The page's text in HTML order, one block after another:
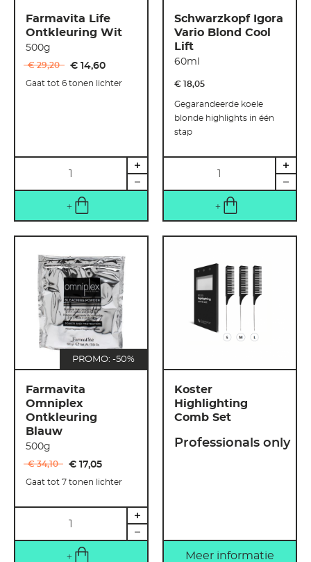
Farmavita Life
Ontkleuring Wit
500g
€ 29,20 € 14,60
Gaat tot 6 tonen lichter
Schwarzkopf Igora
Vario Blond Cool
Lift
60ml
€ 18,05
Gegarandeerde koele
blonde highlights in één
stap
PROMO: -50%
Farmavita
Omniplex
Ontkleuring
Blauw
500g
€ 34,10 € 17,05
Gaat tot 7 tonen lichter
Koster
Highlighting
Comb Set
Professionals only
Meer informatie